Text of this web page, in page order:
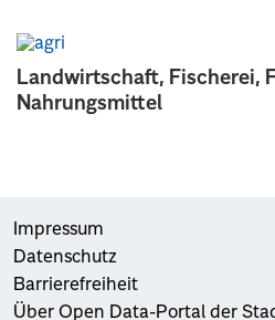
Landwirtschaft, Fischerei,
Nahrungsmittel
Impressum
Datenschutz
Barrierefreiheit
Über Open Data-Portal der